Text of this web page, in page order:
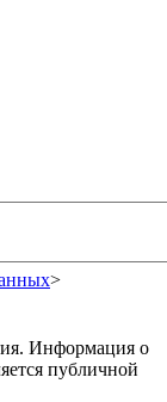
>
Информация о
публичной